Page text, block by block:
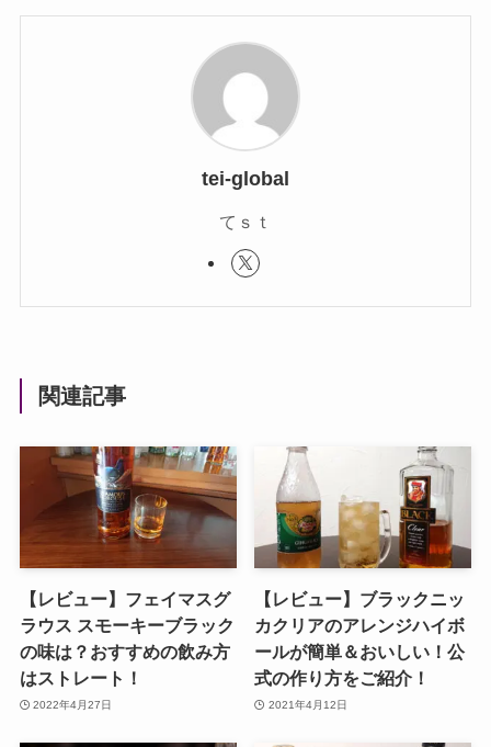
tei-global
てｓｔ
関連記事
【レビュー】フェイマスグ
ラウス スモーキーブラック
の味は？おすすめの飲み方
はストレート！
2022年4月27日
【レビュー】ブラックニッ
カクリアのアレンジハイボ
ールが簡単＆おいしい！公
式の作り方をご紹介！
2021年4月12日